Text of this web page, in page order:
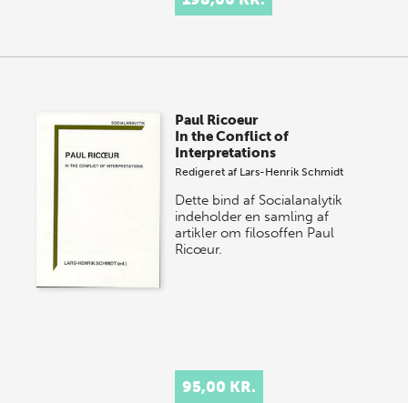
Paul Ricoeur
In the Conflict of
Interpretations
Redigeret af Lars-Henrik Schmidt
Dette bind af Socialanalytik
indeholder en samling af
artikler om filosoffen Paul
Ricœur.
95,00 KR.